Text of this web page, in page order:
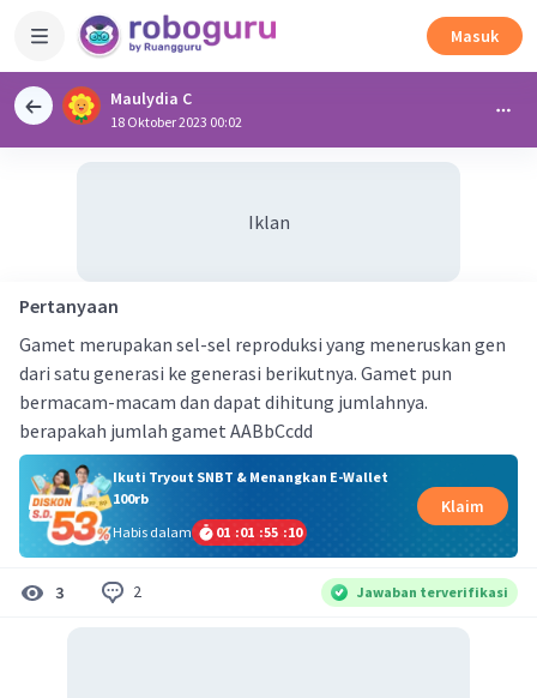
Masuk
Maulydia C
18 Oktober 2023 00:02
Iklan
Pertanyaan
Gamet merupakan sel-sel reproduksi yang meneruskan gen
dari satu generasi ke generasi berikutnya. Gamet pun
bermacam-macam dan dapat dihitung jumlahnya.
berapakah jumlah gamet AABbCcdd
Ikuti Tryout SNBT & Menangkan E-Wallet
100rb
Habis dalam
01 :01 :55 :10
Klaim
3 2 Jawaban terverifikasi